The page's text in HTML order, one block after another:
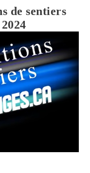
de sentiers